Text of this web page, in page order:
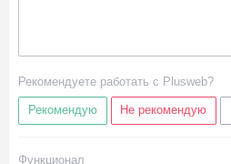
Рекомендуете работать с Plusweb?
Рекомендую Не рекомендую
Функционал